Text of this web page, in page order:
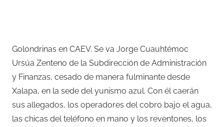
Golondrinas en CAEV. Se va Jorge Cuauhtémoc
Ursúa Zenteno de la Subdirección de Administración
y Finanzas, cesado de manera fulminante desde
Xalapa, en la sede del yunismo azul. Con él caerán
sus allegados, los operadores del cobro bajo el agua,
las chicas del teléfono en mano y los reventones, los